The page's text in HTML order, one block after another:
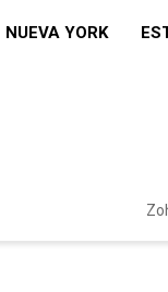
NUEVA YORK